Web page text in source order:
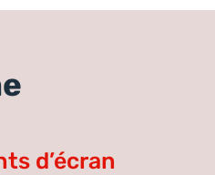
d’écran